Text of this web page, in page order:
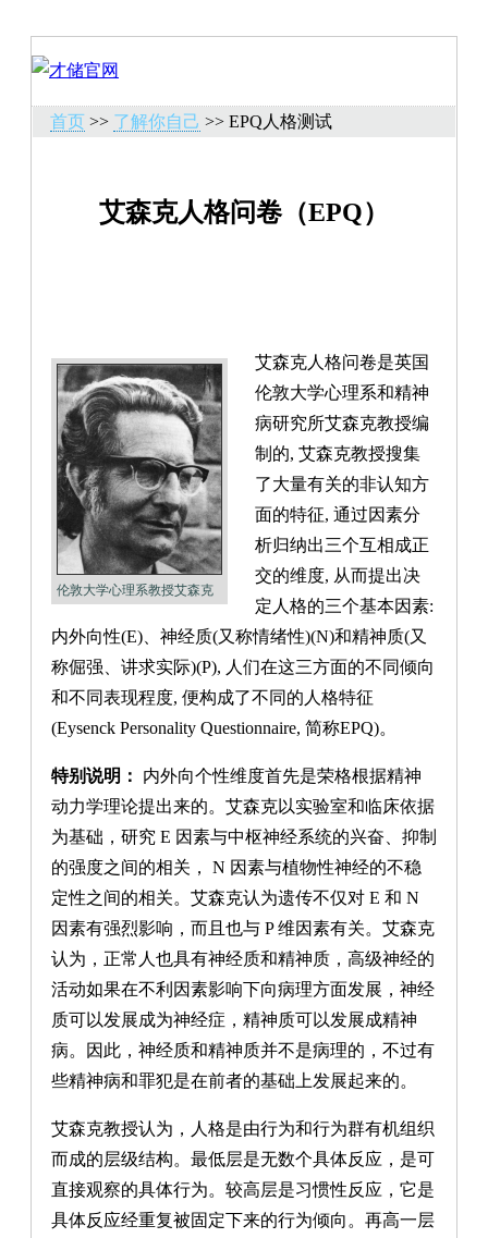
首页 >> 了解你自己 >> EPQ人格测试
艾森克人格问卷（EPQ）
伦敦大学心理系教授艾森克
艾森克人格问卷是英国
伦敦大学心理系和精神
病研究所艾森克教授编
制的, 艾森克教授搜集
了大量有关的非认知方
面的特征, 通过因素分
析归纳出三个互相成正
交的维度, 从而提出决
定人格的三个基本因素:
内外向性(E)、神经质(又称情绪性)(N)和精神质(又
称倔强、讲求实际)(P), 人们在这三方面的不同倾向
和不同表现程度, 便构成了不同的人格特征
(Eysenck Personality Questionnaire, 简称EPQ)。
特别说明：
内外向个性维度首先是荣格根据精神
动力学理论提出来的。艾森克以实验室和临床依据
为基础，研究 E 因素与中枢神经系统的兴奋、抑制
的强度之间的相关， N 因素与植物性神经的不稳
定性之间的相关。艾森克认为遗传不仅对 E 和 N
因素有强烈影响，而且也与 P 维因素有关。艾森克
认为，正常人也具有神经质和精神质，高级神经的
活动如果在不利因素影响下向病理方面发展，神经
质可以发展成为神经症，精神质可以发展成精神
病。因此，神经质和精神质并不是病理的，不过有
些精神病和罪犯是在前者的基础上发展起来的。
艾森克教授认为，人格是由行为和行为群有机组织
而成的层级结构。最低层是无数个具体反应，是可
直接观察的具体行为。较高层是习惯性反应，它是
具体反应经重复被固定下来的行为倾向。再高一层